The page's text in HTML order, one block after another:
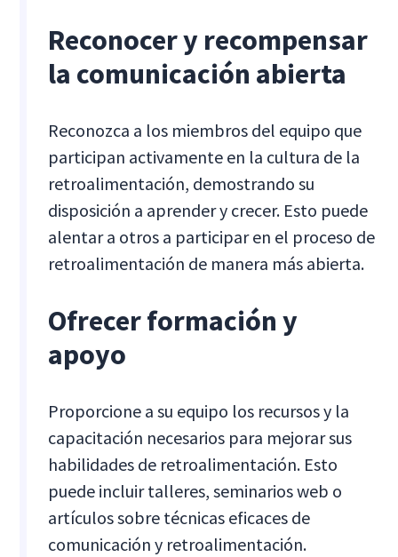
Reconocer y recompensar
la comunicación abierta
Reconozca a los miembros del equipo que
participan activamente en la cultura de la
retroalimentación, demostrando su
disposición a aprender y crecer. Esto puede
alentar a otros a participar en el proceso de
retroalimentación de manera más abierta.
Ofrecer formación y
apoyo
Proporcione a su equipo los recursos y la
capacitación necesarios para mejorar sus
habilidades de retroalimentación. Esto
puede incluir talleres, seminarios web o
artículos sobre técnicas eficaces de
comunicación y retroalimentación.